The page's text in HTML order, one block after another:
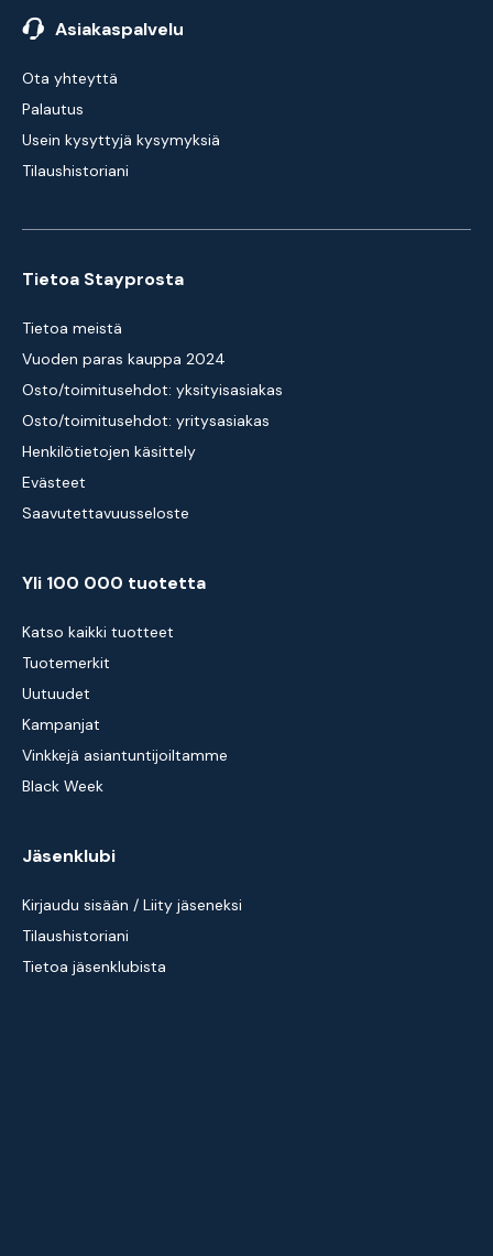
Asiakaspalvelu
Ota yhteyttä
Palautus
Usein kysyttyjä kysymyksiä
Tilaushistoriani
Tietoa Stayprosta
Tietoa meistä
Vuoden paras kauppa 2024
Osto/toimitusehdot: yksityisasiakas
Osto/toimitusehdot: yritysasiakas
Henkilötietojen käsittely
Evästeet
Saavutettavuusseloste
Yli 100 000 tuotetta
Katso kaikki tuotteet
Tuotemerkit
Uutuudet
Kampanjat
Vinkkejä asiantuntijoiltamme
Black Week
Jäsenklubi
Kirjaudu sisään / Liity jäseneksi
Tilaushistoriani
Tietoa jäsenklubista